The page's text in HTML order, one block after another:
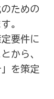
ための
。
要件に
から、
を策定